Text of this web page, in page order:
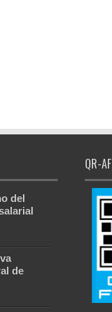
del
de
QR-